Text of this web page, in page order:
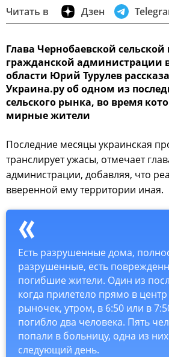
Читать в Дзен
Глава Чернобаевской сельской
гражданской администрации
области Юрий Турулев
Украина.ру об одном из
сельского рынка, во время
мирные жители
Последние месяцы украинская
транслирует ужасы, отмечает
администрации, добавляя, что
вверенной ему территории иная.
Есть разрушенные дома,
разрушенные, есть
погибшие жители. Один из
когда прилетело прямо в центр
рыночек, утром, в 6:50 или в
погибло два человека. Пять
попали в больницу, одна из
следующий день.